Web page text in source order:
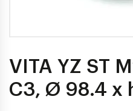
VITA YZ ST
C3, Ø 98.4 x